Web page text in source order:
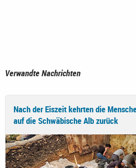
Verwandte Nachrichten
Nach der Eiszeit kehrten die
auf die Schwäbische Alb zurück